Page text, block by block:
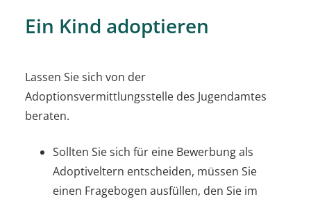
Ein Kind adoptieren
Lassen Sie sich von der
Adoptionsvermittlungsstelle des Jugendamtes
beraten.
Sollten Sie sich für eine Bewerbung als
Adoptiveltern entscheiden, müssen Sie
einen Fragebogen ausfüllen, den Sie im